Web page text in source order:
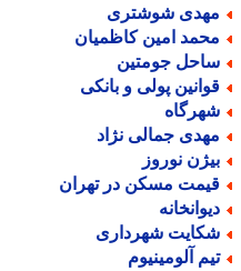
شوشتری
امین کاظمیان
جومتین
پولی و بانکی
جمالی نژاد
نوروز
مسکن در تهران
شهرداری
آلومینیوم